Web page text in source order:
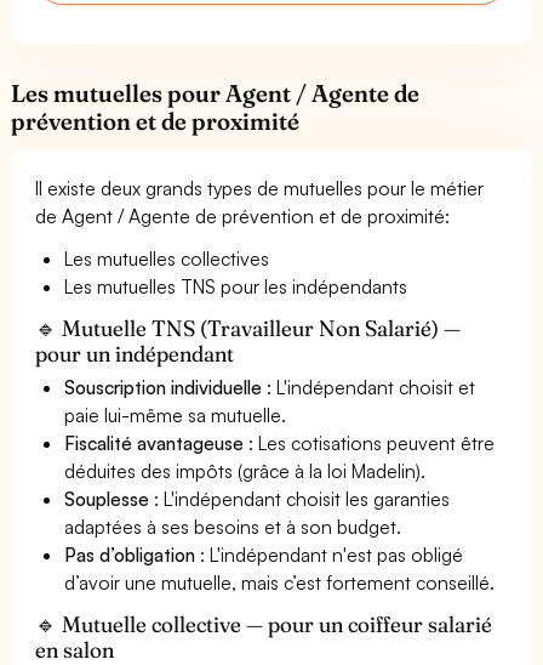
Les mutuelles pour Agent / Agente de
prévention et de proximité
Il existe deux grands types de mutuelles pour le métier
de Agent / Agente de prévention et de proximité:
Les mutuelles collectives
Les mutuelles TNS pour les indépendants
🔹 Mutuelle TNS (Travailleur Non Salarié) —
pour un indépendant
Souscription individuelle : L'indépendant choisit et
paie lui-même sa mutuelle.
Fiscalité avantageuse : Les cotisations peuvent être
déduites des impôts (grâce à la loi Madelin).
Souplesse : L'indépendant choisit les garanties
adaptées à ses besoins et à son budget.
Pas d’obligation : L'indépendant n'est pas obligé
d’avoir une mutuelle, mais c’est fortement conseillé.
🔹 Mutuelle collective — pour un coiffeur salarié
en salon